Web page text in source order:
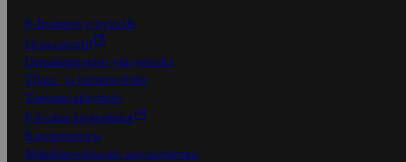
S-Business yrityksille
Oiva-raportit
Osuuskauppojen yhteystiedot
Tilaus- ja toimitusehdot
Tietosuojakäytäntö
Palvelun käyttöehdot
Saavutettavuus
Mobiilisovelluksen saavutettavuus